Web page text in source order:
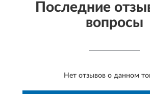
Последние
вопросы
Нет отзывов о данном